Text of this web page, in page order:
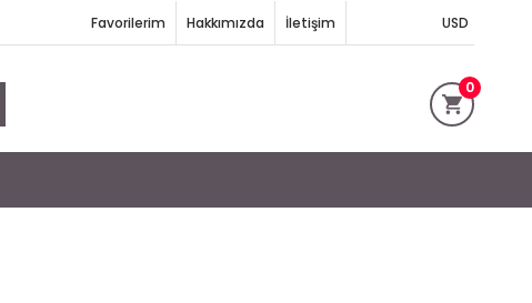
Hakkımızda İletişim
Favorilerim USD
0